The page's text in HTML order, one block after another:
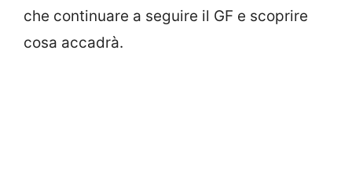
che continuare a seguire il GF e scoprire
cosa accadrà.